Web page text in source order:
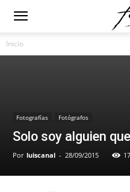
Inicio
Fotografías Fotógrafos
Solo soy alguien
Por luiscanal - 28/09/2015